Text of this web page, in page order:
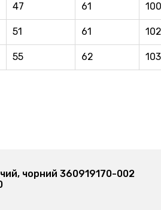
47 61 100
51 61 102
55 62 103
чорний 360919170-002